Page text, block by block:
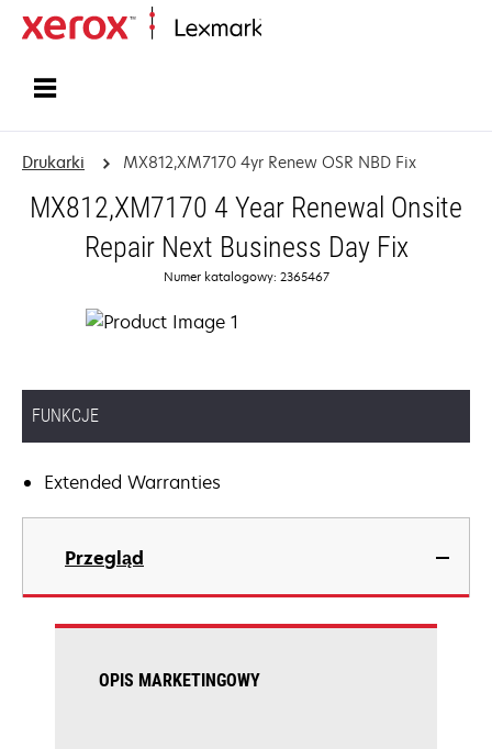
Drukarki MX812,XM7170 4yr Renew OSR NBD Fix
MX812,XM7170 4 Year Renewal Onsite
Repair Next Business Day Fix
Numer katalogowy: 2365467
FUNKCJE
Extended Warranties
Przegląd
OPIS MARKETINGOWY